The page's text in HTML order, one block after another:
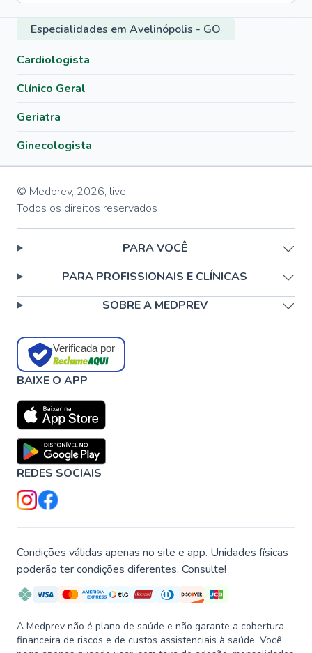
Especialidades em Avelinópolis - GO
Cardiologista
Clínico Geral
Geriatra
Ginecologista
© Medprev, 2026, live
Todos os direitos reservados
PARA VOCÊ
PARA PROFISSIONAIS E CLÍNICAS
SOBRE A MEDPREV
Verificada por
BAIXE O APP
REDES SOCIAIS
Condições válidas apenas no site e app. Unidades físicas
poderão ter condições diferentes. Consulte!
A Medprev não é plano de saúde e não garante a cobertura
financeira de riscos e de custos assistenciais à saúde. Você